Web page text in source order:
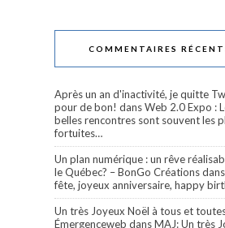
COMMENTAIRES
Après un an d'inactivité, je quitte
pour de bon! dansWeb 2.0 Expo :
belles rencontres sont souvent les
fortuites…
Un plan numérique : un rêve
le Québec? – BonGo Créationsdans
fête, joyeux anniversaire, happy
Un très Joyeux Noël à tous et
Émergenceweb dansMAJ: Un très